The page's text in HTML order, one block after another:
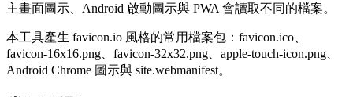
主畫面圖示、Android 啟動圖示與 PWA 會讀取不同的檔案。
本工具產生 favicon.io 風格的常用檔案包：favicon.ico、
favicon-16x16.png、favicon-32x32.png、apple-touch-icon.png、
Android Chrome 圖示與 site.webmanifest。